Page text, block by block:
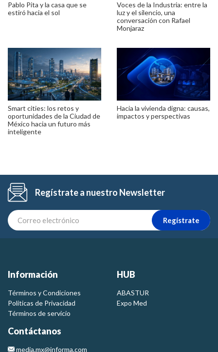
Pablo Pita y la casa que se
estiró hacia el sol
Voces de la Industria: entre la
luz y el silencio, una
conversación con Rafael
Monjaraz
Smart cities: los retos y
oportunidades de la Ciudad de
México hacia un futuro más
inteligente
Hacia la vivienda digna: causas,
impactos y perspectivas
Regístrate a nuestro Newsletter
Regístrate
Información
Términos y Condiciones
Politicas de Privacidad
Términos de servicio
HUB
ABASTUR
Expo Med
Contáctanos
media.mx@informa.com